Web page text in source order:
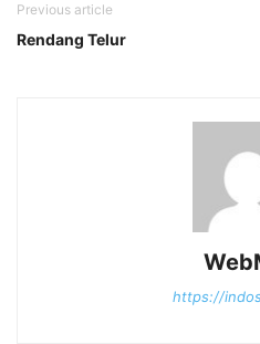
Previous article
Rendang Telur
https://